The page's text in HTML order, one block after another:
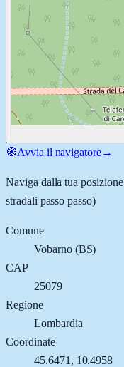
🧭Avvia il navigatore→
Naviga dalla tua
stradali passo passo)
Comune
Vobarno(BS)
CAP
25079
Regione
Lombardia
Coordinate
45.6471 , 10.4958